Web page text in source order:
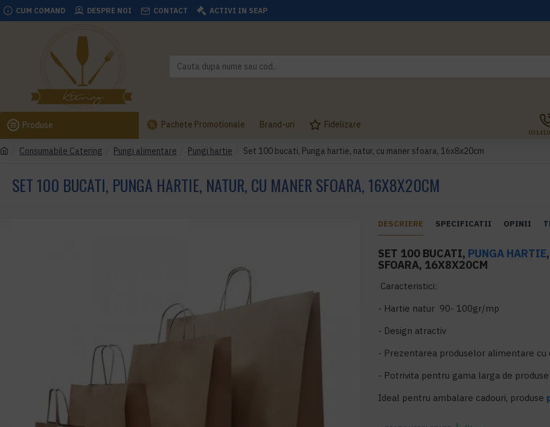
CUM COMAND DESPRE NOI CONTACT ACTIVI IN SEAP
Produse Pachete Promotionale Brand-uri Fidelizare
Consumabile Catering Pungi alimentare Pungi hartie Set 100 bucati, Punga hartie, natur, cu maner sfoara, 16x8x20cm
SET 100 BUCATI, PUNGA HARTIE, NATUR, CU MANER SFOARA, 16X8X20CM
DESCRIERE SPECIFICATII OPINII
SET 100 BUCATI, PUNGA HARTIE
SFOARA, 16X8X20CM
Caracteristici:
- Hartie natur 90- 100gr/mp
- Design atractiv
- Prezentarea produselor alimentare cu
- Potrivita pentru gama larga de produse
Ideal pentru ambalare cadouri, produse